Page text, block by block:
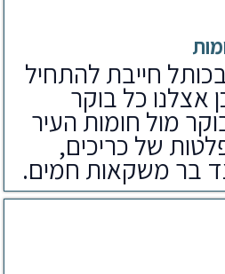
חייבת להתחיל
אצלנו כל בוקר
מול חומות העיר
של כריכים,
בר משקאות חמים.